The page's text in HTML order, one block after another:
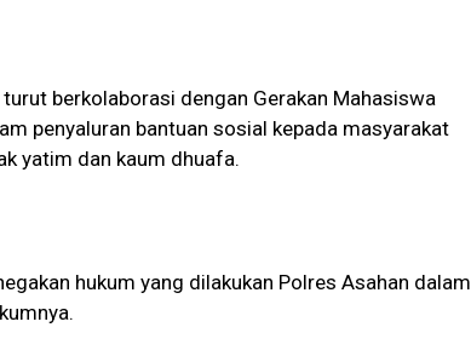
berkolaborasi dengan Gerakan Mahasiswa
penyaluran bantuan sosial kepada masyarakat
yatim dan kaum dhuafa.
hukum yang dilakukan Polres Asahan dalam